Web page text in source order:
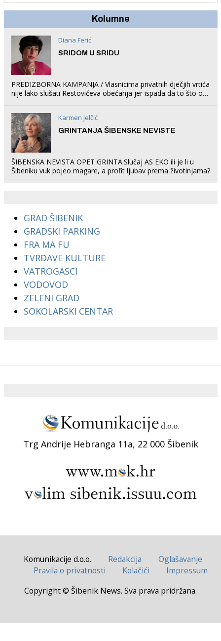
Kolumne
Diana Ferić
SRIDOM U SRIDU
PREDIZBORNA KAMPANJA / Vlasnicima privatnih dječjih vrtića
nije lako slušati Restovićeva obećanja jer ispada da to što oni
Karmen Jelčić
GRINTANJA ŠIBENSKE NEVISTE
ŠIBENSKA NEVISTA OPET GRINTA:Slučaj AS EKO ili je li u
Šibeniku vuk pojeo magare, a profit ljubav prema životinjama?
GRAD ŠIBENIK
GRADSKI PARKING
FRA MA FU
TVRĐAVE KULTURE
VATROGASCI
VODOVOD
ZELENI GRAD
SOKOLARSKI CENTAR
Trg Andrije Hebranga 11a, 22 000 Šibenik
Komunikacije d.o.o. Redakcija
Oglašavanje
Pravila o privatnosti
Kolačići
Impressum
Copyright © Šibenik News. Sva prava pridržana.